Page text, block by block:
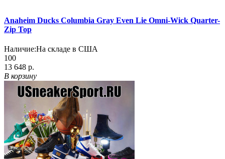
Anaheim Ducks Columbia Gray Even Lie Omni-Wick Quarter-
Zip Top
Наличие:На складе в США
100
13 648 р.
В корзину